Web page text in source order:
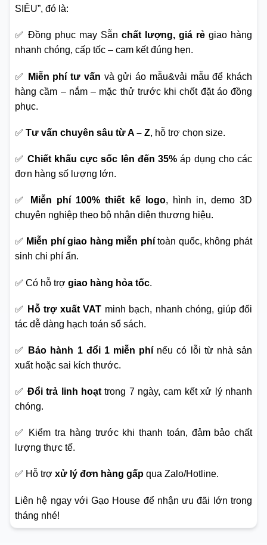
SIÊU”, đó là:
✅ Đồng phục may Sẵn chất lượng, giá rẻ giao hàng
nhanh chóng, cấp tốc – cam kết đúng hẹn.
✅ Miễn phí tư vấn và gửi áo mẫu&vải mẫu để khách
hàng cầm – nắm – mặc thử trước khi chốt đặt áo đồng
phục.
✅ Tư vấn chuyên sâu từ A – Z, hỗ trợ chọn size.
✅ Chiết khấu cực sốc lên đến 35% áp dụng cho các
đơn hàng số lượng lớn.
✅ Miễn phí 100% thiết kế logo, hình in, demo 3D
chuyên nghiệp theo bộ nhận diện thương hiệu.
✅ Miễn phí giao hàng miễn phítoàn quốc, không phát
sinh chi phí ẩn.
✅ Có hỗ trợ giao hàng hỏa tốc.
✅ Hỗ trợ xuất VAT minh bạch, nhanh chóng, giúp đối
tác dễ dàng hạch toán sổ sách.
✅ Bảo hành 1 đổi 1 miễn phí nếu có lỗi từ nhà sản
xuất hoặc sai kích thước.
✅ Đổi trả linh hoạttrong 7 ngày, cam kết xử lý nhanh
chóng.
✅ Kiểm tra hàng trước khi thanh toán, đảm bảo chất
lượng thực tế.
✅ Hỗ trợ xử lý đơn hàng gấp qua Zalo/Hotline.
Liên hệ ngay với Gạo House để nhận ưu đãi lớn trong
tháng nhé!